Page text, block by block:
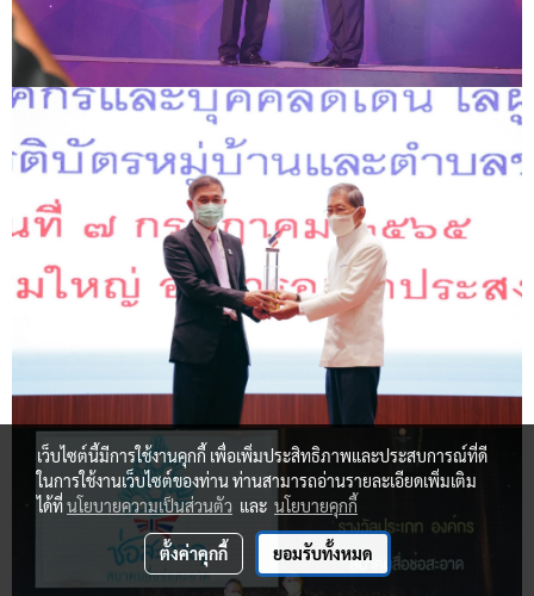
เว็บไซต์นี้มีการใช้งานคุกกี้ เพื่อเพิ่มประสิทธิภาพและประสบการณ์ที่ดี
ในการใช้งานเว็บไซต์ของท่าน ท่านสามารถอ่านรายละเอียดเพิ่มเติม
ได้ที่นโยบายความเป็นส่วนตัว และ นโยบายคุกกี้
ตั้งค่าคุกกี้ ยอมรับทั้งหมด